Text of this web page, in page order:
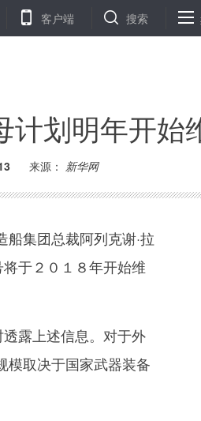
联合国环境署携手中肯建立中非环境
客户端 搜索
计划明年开始
来源： 新华网
集团总裁阿列克谢·拉
于２０１８年开始维
露上述信息。对于外
模取决于国家武器装备